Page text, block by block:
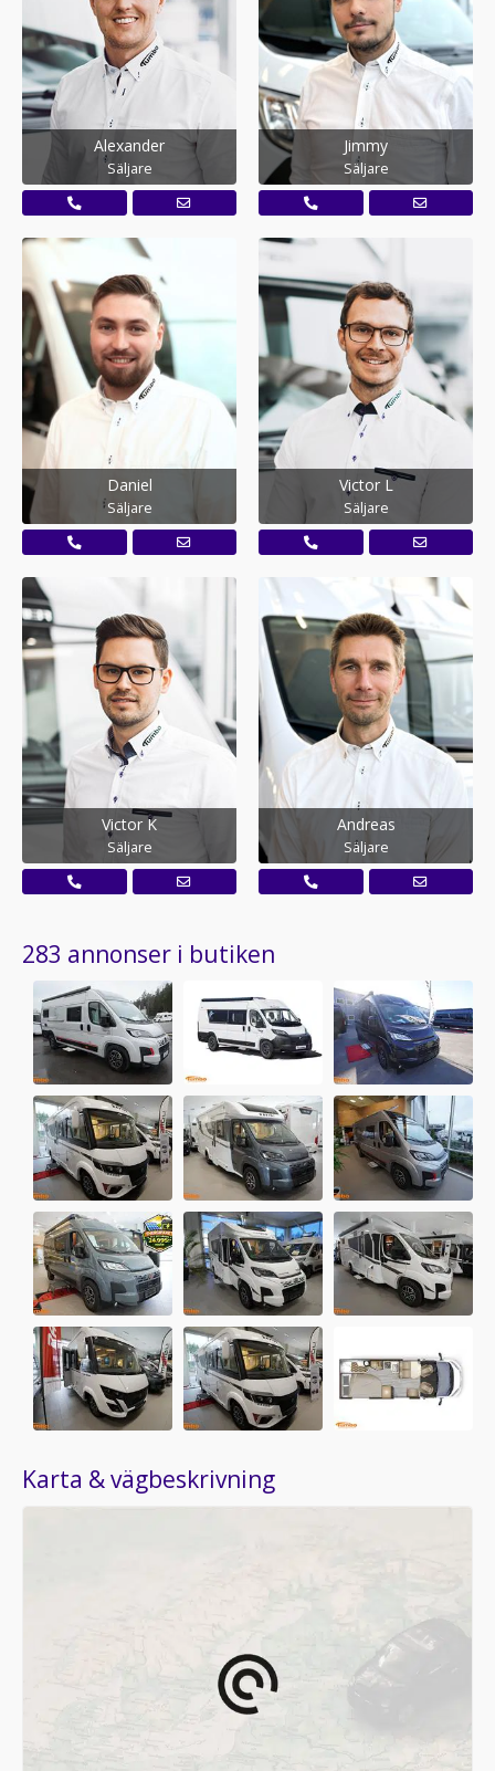
Alexander
Säljare
Jimmy
Säljare
Daniel
Säljare
Victor L
Säljare
Victor K
Säljare
Andreas
Säljare
283 annonser i butiken
Karta & vägbeskrivning